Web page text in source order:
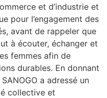
et d’industrie et
pour l’engagement des
avant de rappeler que
à écouter, échanger et
femmes afin de
durables. En donnant
a adressé un
collective et